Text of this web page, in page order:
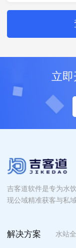
立
吉客道软件是专为水
现公域精准获客与私
解决方案 水站